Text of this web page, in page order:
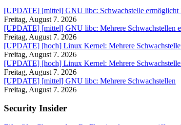
[UPDATE] [mittel] GNU libc: Schwachstelle ermöglicht
Freitag, August 7. 2026
[UPDATE] [mittel] GNU libc: Mehrere Schwachstellen
Freitag, August 7. 2026
[UPDATE] [hoch] Linux Kernel: Mehrere
Freitag, August 7. 2026
[UPDATE] [hoch] Linux Kernel: Mehrere
Freitag, August 7. 2026
[UPDATE] [mittel] GNU libc: Mehrere Schwachstellen
Freitag, August 7. 2026
Security Insider